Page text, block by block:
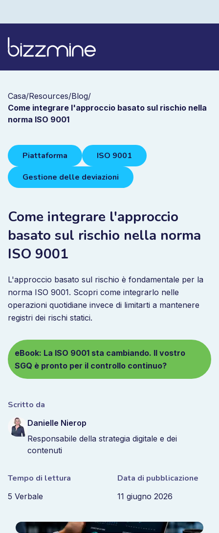
Casa/Resources/Blog/
Come integrare l'approccio basato sul rischio nella
norma ISO 9001
Piattaforma
ISO 9001
Gestione delle deviazioni
Come integrare l'approccio
basato sul rischio nella norma
ISO 9001
L'approccio basato sul rischio è fondamentale per la
norma ISO 9001. Scopri come integrarlo nelle
operazioni quotidiane invece di limitarti a mantenere
registri dei rischi statici.
eBook: La ISO 9001 sta cambiando. Il vostro
SGQ è pronto per il controllo continuo?
Scritto da
Danielle Nierop
Responsabile della strategia digitale e dei
contenuti
Tempo di lettura
5 Verbale
Data di pubblicazione
11 giugno 2026